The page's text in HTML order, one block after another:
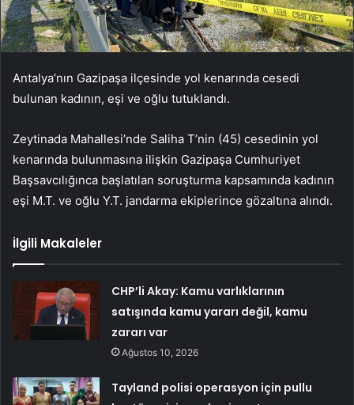
Antalya’nın Gazipaşa ilçesinde yol kenarında cesedi
bulunan kadının, eşi ve oğlu tutuklandı.
Zeytinada Mahallesi’nde Saliha T’nin (45) cesedinin yol
kenarında bulunmasına ilişkin Gazipaşa Cumhuriyet
Başsavcılığınca başlatılan soruşturma kapsamında kadının
eşi M.T. ve oğlu Y.T. jandarma ekiplerince gözaltına alındı.
İlgili Makaleler
CHP’li Akay: Kamu varlıklarının
satışında kamu yararı değil, kamu
zararı var
Ağustos 10, 2026
Tayland polisi operasyon için pullu